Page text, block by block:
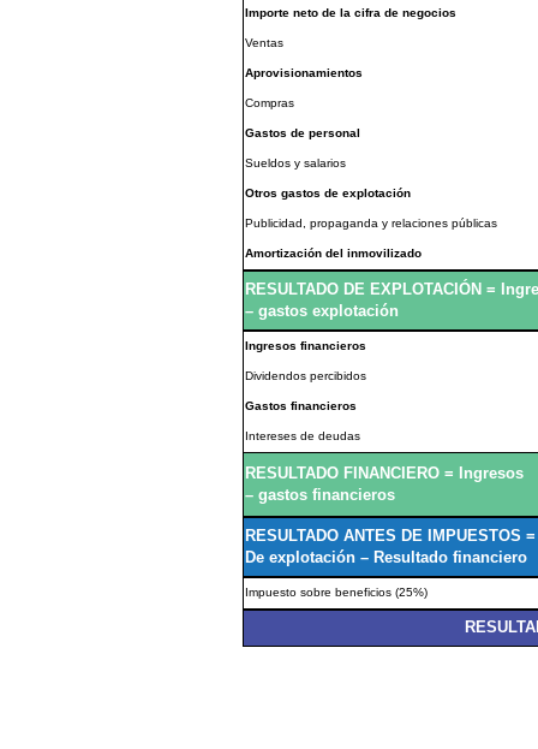
Importe neto de la cifra de negocios
Ventas
Aprovisionamientos
Compras
Gastos de personal
Sueldos y salarios
Otros gastos de explotación
Publicidad, propaganda y relaciones públicas
Amortización del inmovilizado
RESULTADO DE EXPLOTACIÓN =
– gastos explotación
Ingresos financieros
Dividendos percibidos
Gastos financieros
Intereses de deudas
RESULTADO FINANCIERO = Ingresos
– gastos financieros
RESULTADO ANTES DE IMPUESTOS
De explotación – Resultado financiero
Impuesto sobre beneficios (25%)